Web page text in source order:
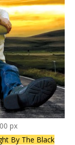
px
By The Black